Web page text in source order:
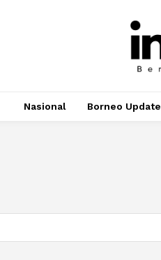
Nasional Borneo Update